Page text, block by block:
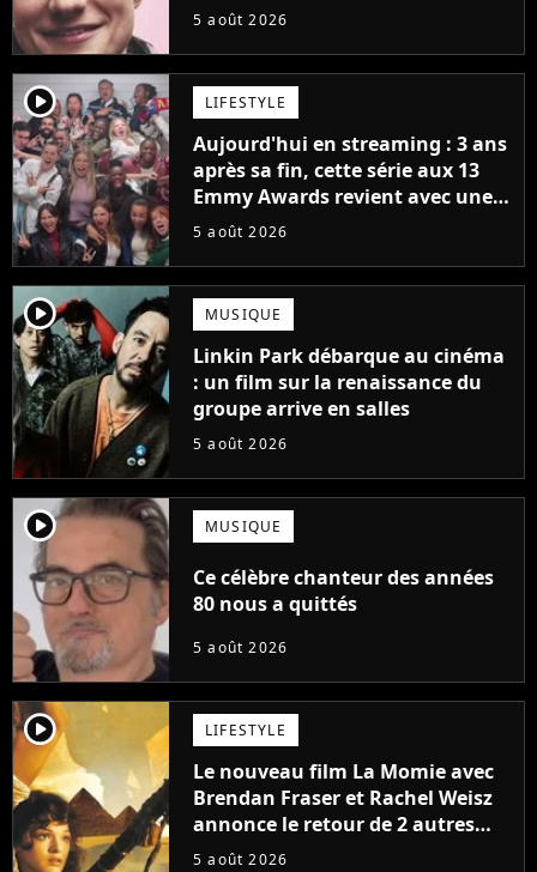
5 août 2026
player2 LIFESTYLE
Aujourd'hui en streaming : 3 ans
après sa fin, cette série aux 13
Emmy Awards revient avec une
suite... totalement différente
5 août 2026
player2 MUSIQUE
Linkin Park débarque au cinéma
: un film sur la renaissance du
groupe arrive en salles
5 août 2026
player2 MUSIQUE
Ce célèbre chanteur des années
80 nous a quittés
5 août 2026
player2 LIFESTYLE
Le nouveau film La Momie avec
Brendan Fraser et Rachel Weisz
annonce le retour de 2 autres
personnages emblématiques de
5 août 2026